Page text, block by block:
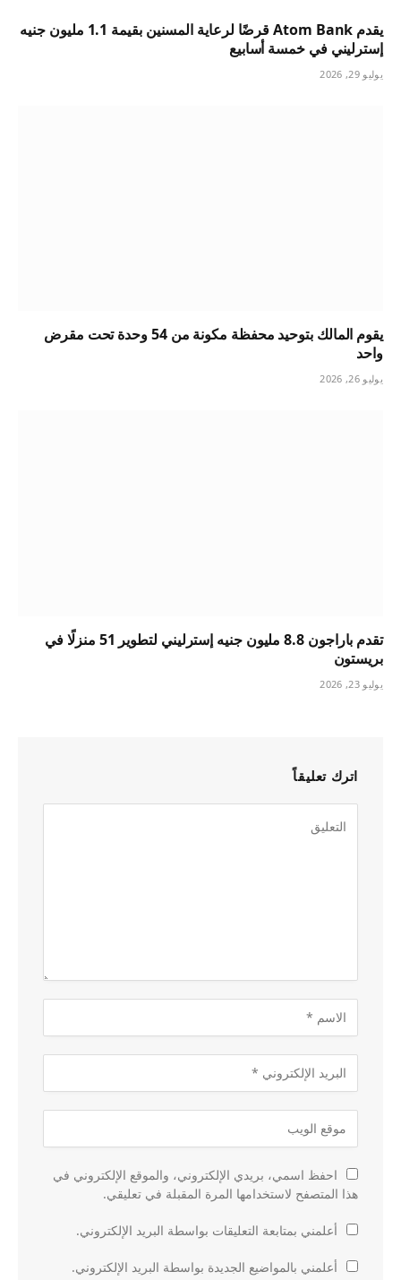
يقدم Atom Bank قرضًا لرعاية المسنين بقيمة 1.1 مليون جنيه
إسترليني في خمسة أسابيع
يوليو 29, 2026
يقوم المالك بتوحيد محفظة مكونة من 54 وحدة تحت مقرض
واحد
يوليو 26, 2026
تقدم باراجون 8.8 مليون جنيه إسترليني لتطوير 51 منزلًا في
بريستون
يوليو 23, 2026
اترك تعليقاً
احفظ اسمي، بريدي الإلكتروني، والموقع الإلكتروني في
هذا المتصفح لاستخدامها المرة المقبلة في تعليقي.
أعلمني بمتابعة التعليقات بواسطة البريد الإلكتروني.
أعلمني بالمواضيع الجديدة بواسطة البريد الإلكتروني.